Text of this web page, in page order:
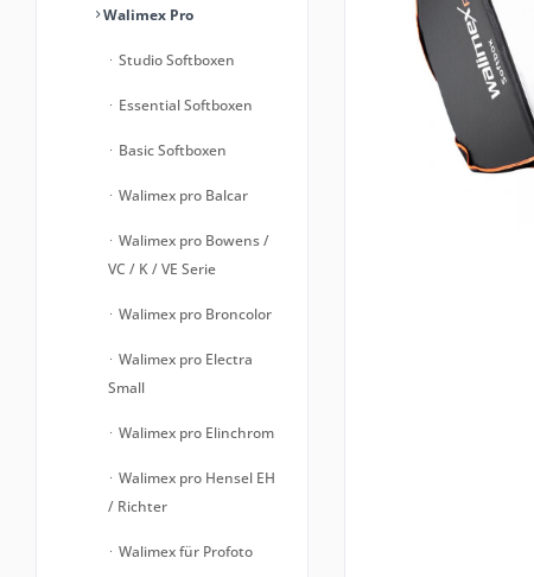
Walimex Pro
Studio Softboxen
Essential Softboxen
Basic Softboxen
Walimex pro Balcar
Walimex pro Bowens /
VC / K / VE Serie
Walimex pro Broncolor
Walimex pro Electra
Small
Walimex pro Elinchrom
Walimex pro Hensel EH
/ Richter
Walimex für Profoto